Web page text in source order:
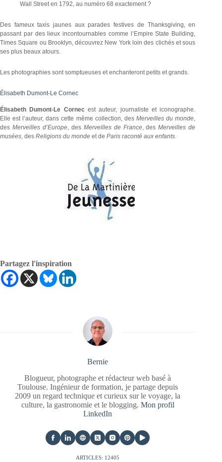
Wall Street en 1792, au numéro 68 exactement ?
Des fameux taxis jaunes aux parades festives de Thanksgiving, en
passant par des lieux incontournables comme l’Empire State Building,
Times Square ou Brooklyn, découvrez New York loin des clichés et sous
ses plus beaux atours.
Les photographies sont somptueuses et enchanteront petits et grands.
Élisabeth Dumont-Le Cornec
Élisabeth Dumont-Le Cornec est auteur, journaliste et iconographe.
Elle est l’auteur, dans cette même collection, des Merveilles du monde,
des Merveilles d’Europe, des Merveilles de France, desMerveilles de
musées, des Religions du monde et de Paris raconté aux enfants.
Partagez l'inspiration
Bernie
Blogueur, photographe et rédacteur web basé à
Toulouse. Ingénieur de formation, je partage depuis
2009 un regard technique et curieux sur le voyage, la
culture, la gastronomie et le blogging. Mon profil
LinkedIn
ARTICLES: 12405